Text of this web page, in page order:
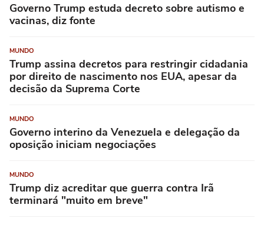
Governo Trump estuda decreto sobre autismo e
vacinas, diz fonte
MUNDO
Trump assina decretos para restringir cidadania
por direito de nascimento nos EUA, apesar da
decisão da Suprema Corte
MUNDO
Governo interino da Venezuela e delegação da
oposição iniciam negociações
MUNDO
Trump diz acreditar que guerra contra Irã
terminará "muito em breve"